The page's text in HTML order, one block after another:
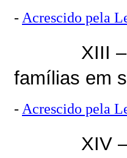
-Acrescido pela
XIII
famílias em
-Acrescido pela
XIV